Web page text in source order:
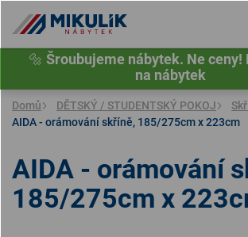
obsah
🔩 Šroubujeme nábytek. Ne ceny!
na nábytek
Domů DĚTSKÝ / STUDENTSKÝ POKOJ
AIDA - orámování skříně, 185/275cm x 223cm
AIDA - orámování
185/275cm x